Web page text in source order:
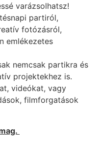
varázsolhatsz!
partiról,
fotózásról,
emlékezetes
nemcsak partikra és
projektekhez is.
videókat, vagy
filmforgatások